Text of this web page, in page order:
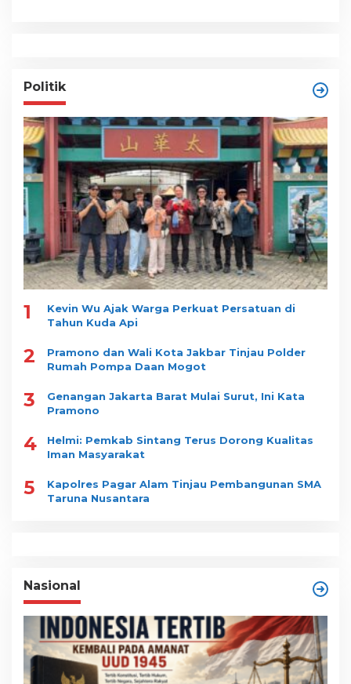
Politik
1
Kevin Wu Ajak Warga Perkuat Persatuan di
Tahun Kuda Api
2
Pramono dan Wali Kota Jakbar Tinjau Polder
Rumah Pompa Daan Mogot
3
Genangan Jakarta Barat Mulai Surut, Ini Kata
Pramono
4
Helmi: Pemkab Sintang Terus Dorong Kualitas
Iman Masyarakat
5
Kapolres Pagar Alam Tinjau Pembangunan SMA
Taruna Nusantara
Nasional